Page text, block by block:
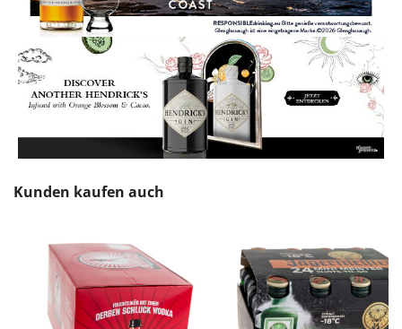
Produktgalerie überspringen
Kunden kaufen auch